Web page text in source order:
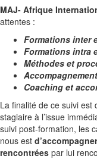
MAJ- Afrique
attentes :
Formations inter
Formations intra
Méthodes et
Coaching et
La finalité de ce suivi est
stagiaire à l’issue
suivi post-formation, les
nous est
rencontrées par lui